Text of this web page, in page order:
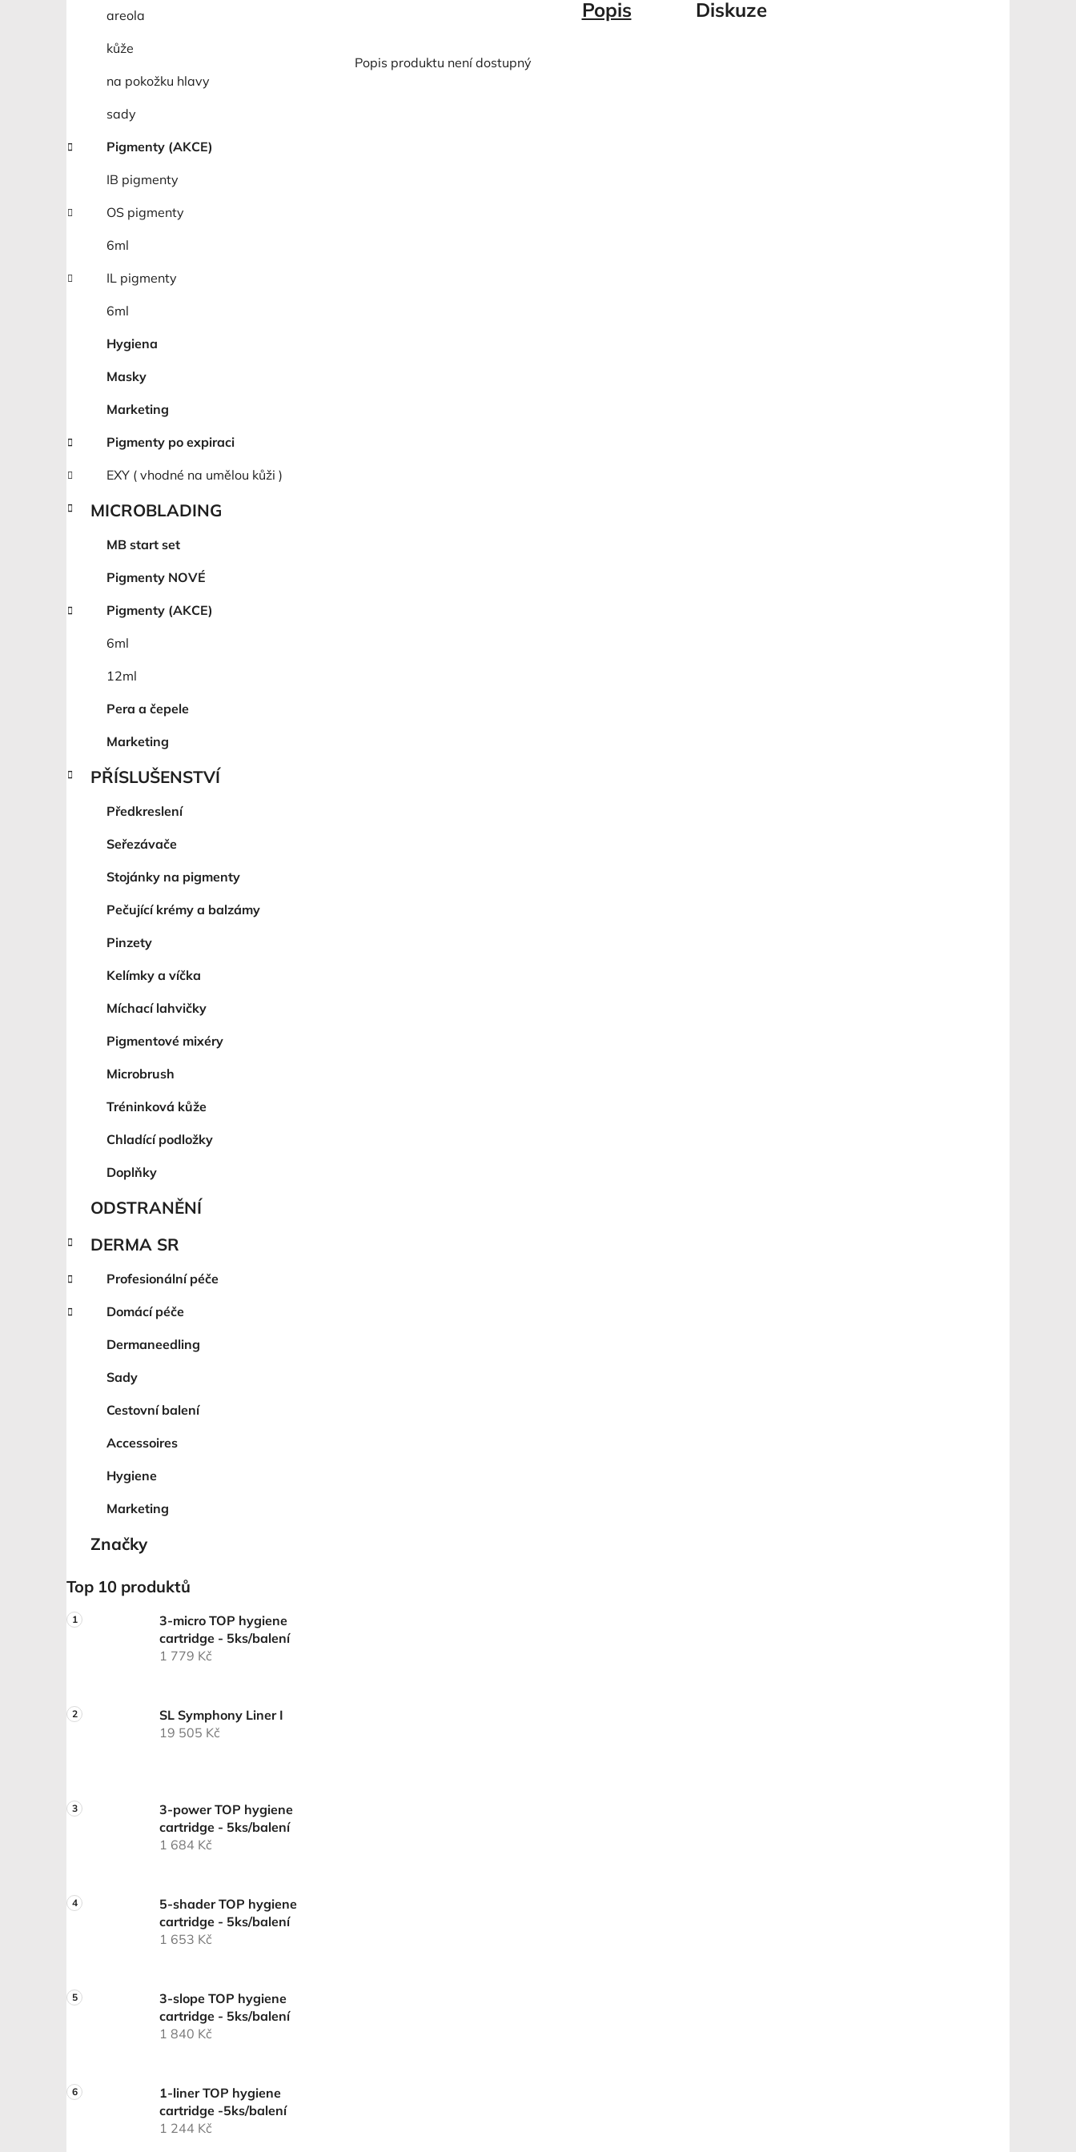
areola
kůže
na pokožku hlavy
sady
Pigmenty (AKCE)
IB pigmenty
OS pigmenty
6ml
IL pigmenty
6ml
Hygiena
Masky
Marketing
Pigmenty po expiraci
EXY ( vhodné na umělou kůži )
MICROBLADING
MB start set
Pigmenty NOVÉ
Pigmenty (AKCE)
6ml
12ml
Pera a čepele
Marketing
PŘÍSLUŠENSTVÍ
Předkreslení
Seřezávače
Stojánky na pigmenty
Pečující krémy a balzámy
Pinzety
Kelímky a víčka
Míchací lahvičky
Pigmentové mixéry
Microbrush
Tréninková kůže
Chladící podložky
Doplňky
ODSTRANĚNÍ
DERMA SR
Profesionální péče
Domácí péče
Dermaneedling
Sady
Cestovní balení
Accessoires
Hygiene
Marketing
Značky
Top 10 produktů
3-micro TOP hygiene
cartridge - 5ks/balení
1 779 Kč
SL Symphony Liner I
19 505 Kč
3-power TOP hygiene
cartridge - 5ks/balení
1 684 Kč
5-shader TOP hygiene
cartridge - 5ks/balení
1 653 Kč
3-slope TOP hygiene
cartridge - 5ks/balení
1 840 Kč
1-liner TOP hygiene
cartridge -5ks/balení
1 244 Kč
Popis Diskuze
Popis produktu není dostupný